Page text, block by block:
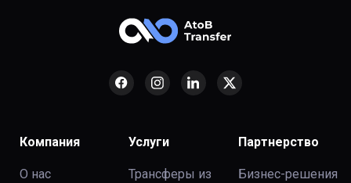
Компания
О нас
Услуги
Трансферы из
Партнерство
Бизнес-решения